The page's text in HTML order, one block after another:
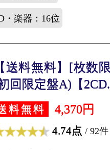
・楽器：16位
【送料無料】[枚数
回限定盤A)【
料無料 4,370円
4.74点 / 92件